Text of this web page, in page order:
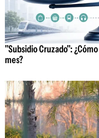
"Subsidio Cruzado":
mes?